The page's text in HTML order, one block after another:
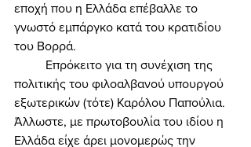
εποχή που η Ελλάδα επέβαλλε το
γνωστό εμπάργκο κατά του κρατιδίου
του Βορρά.
πολιτικής του φιλοαλβανού υπουργού
εξωτερικών (τότε) Καρόλου Παπούλια.
Άλλωστε, με πρωτοβουλία του ιδίου η
Ελλάδα είχε άρει μονομερώς την